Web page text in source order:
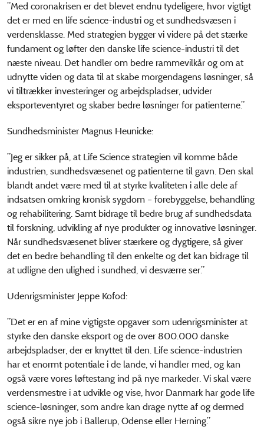
”Med coronakrisen er det blevet endnu tydeligere, hvor vigtigt
det er med en life science-industri og et sundhedsvæsen i
verdensklasse. Med strategien bygger vi videre på det stærke
fundament og løfter den danske life science-industri til det
næste niveau. Det handler om bedre rammevilkår og om at
udnytte viden og data til at skabe morgendagens løsninger, så
vi tiltrækker investeringer og arbejdspladser, udvider
eksporteventyret og skaber bedre løsninger for patienterne.”
Sundhedsminister Magnus Heunicke:
”Jeg er sikker på, at Life Science strategien vil komme både
industrien, sundhedsvæsenet og patienterne til gavn. Den skal
blandt andet være med til at styrke kvaliteten i alle dele af
indsatsen omkring kronisk sygdom – forebyggelse, behandling
og rehabilitering. Samt bidrage til bedre brug af sundhedsdata
til forskning, udvikling af nye produkter og innovative løsninger.
Når sundhedsvæsenet bliver stærkere og dygtigere, så giver
det en bedre behandling til den enkelte og det kan bidrage til
at udligne den ulighed i sundhed, vi desværre ser.”
Udenrigsminister Jeppe Kofod:
”Det er en af mine vigtigste opgaver som udenrigsminister at
styrke den danske eksport og de over 800.000 danske
arbejdspladser, der er knyttet til den. Life science-industrien
har et enormt potentiale i de lande, vi handler med, og kan
også være vores løftestang ind på nye markeder. Vi skal være
verdensmestre i at udvikle og vise, hvor Danmark har gode life
science-løsninger, som andre kan drage nytte af og dermed
også sikre nye job i Ballerup, Odense eller Herning.”